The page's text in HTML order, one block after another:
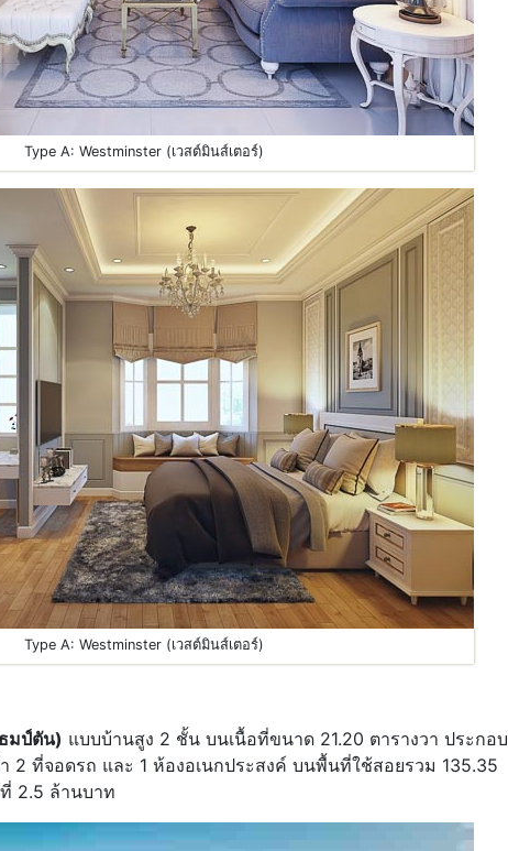
Type A: Westminster (เวสต์มินส์เตอร์)
Type A: Westminster (เวสต์มินส์เตอร์)
มป์ตัน) แบบบ้านสูง 2 ชั้น บนเนื้อที่ขนาด 21.20 ตารางวา ประกอบ
2 ที่จอดรถ และ 1 ห้องอเนกประสงค์ บนพื้นที่ใช้สอยรวม 135.35
ที่ 2.5 ล้านบาท